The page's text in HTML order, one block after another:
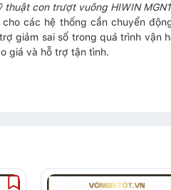
thuật con trượt vuông HIWIN
các hệ thống cần chuyển
giảm sai số trong quá trình vận
giá và hỗ trợ tận tình.